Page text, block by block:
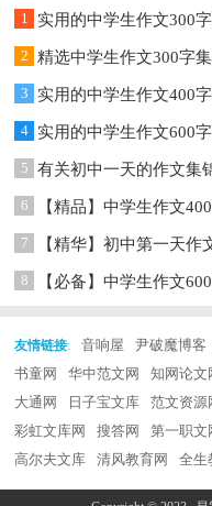
1 实用的中学生作文300
2 精选中学生作文300字
3 实用的中学生作文400
4 实用的中学生作文600
5 有关初中一天的作文集
6 【精品】中学生作文
7 【精华】初中第一天作
8 【必备】中学生作文
友情链接: 音响屋 尹破魔博客
书童网
华中范文网 知网论文
大通网
日子宝文库 范文资源
彩虹文库网
搜答网 第一职文
高尔夫文库
清风教育网 全生